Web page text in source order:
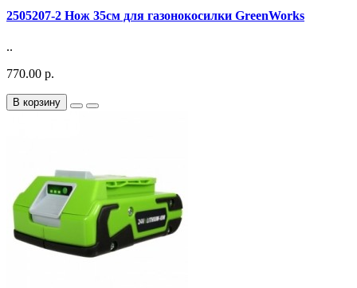
2505207-2 Нож 35см для газонокосилки GreenWorks
..
770.00 р.
В корзину